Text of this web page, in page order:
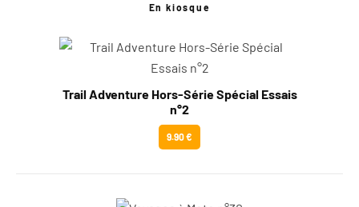
En kiosque
Trail Adventure Hors-Série Spécial Essais
n°2
9.90 €